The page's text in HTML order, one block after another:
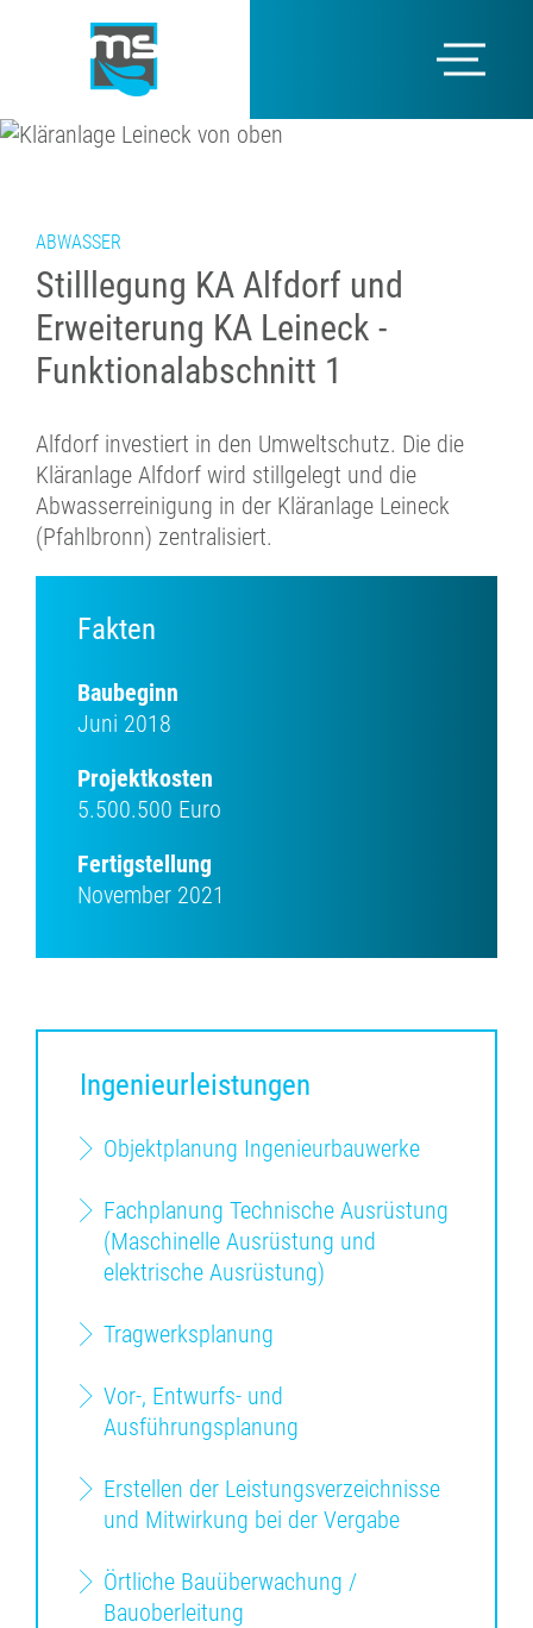
ABWASSER
Stilllegung KA Alfdorf und
Erweiterung KA Leineck -
Funktionalabschnitt 1
Alfdorf investiert in den Umweltschutz. Die die
Kläranlage Alfdorf wird stillgelegt und die
Abwasserreinigung in der Kläranlage Leineck
(Pfahlbronn) zentralisiert.
Fakten
Baubeginn
Juni 2018
Projektkosten
5.500.500 Euro
Fertigstellung
November 2021
Ingenieurleistungen
Objektplanung Ingenieurbauwerke
Fachplanung Technische Ausrüstung
(Maschinelle Ausrüstung und
elektrische Ausrüstung)
Tragwerksplanung
Vor-, Entwurfs- und
Ausführungsplanung
Erstellen der Leistungsverzeichnisse
und Mitwirkung bei der Vergabe
Örtliche Bauüberwachung /
Bauoberleitung